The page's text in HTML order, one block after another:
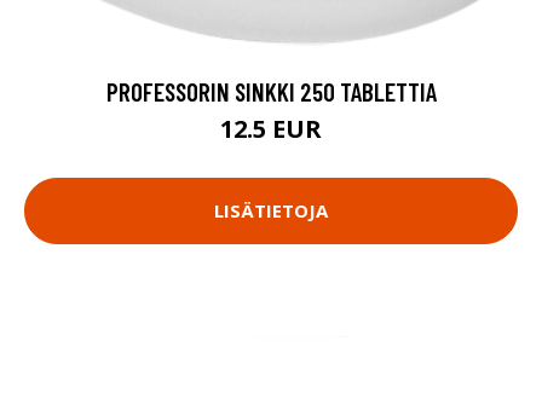
PROFESSORIN SINKKI 250 TABLETTIA
12.5 EUR
LISÄTIETOJA